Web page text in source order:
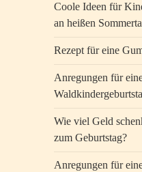
Coole Ideen für
an heißen
Rezept für eine
Anregungen für
Wie viel Geld
zum Geburtstag?
Anregungen für